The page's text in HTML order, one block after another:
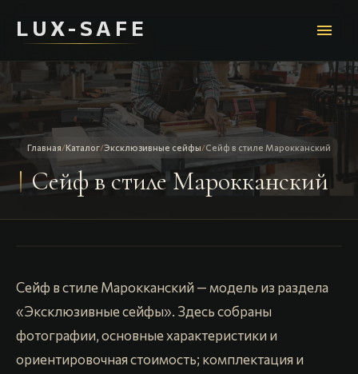
LUX-SAFE menu
Главная/Каталог/Эксклюзивные сейфы/Сейф в стиле Марокканский
Сейф в стиле Марокканский
Сейф в стиле Марокканский — модель из раздела
«Эксклюзивные сейфы». Здесь собраны
фотографии, основные характеристики и
ориентировочная стоимость; комплектация и